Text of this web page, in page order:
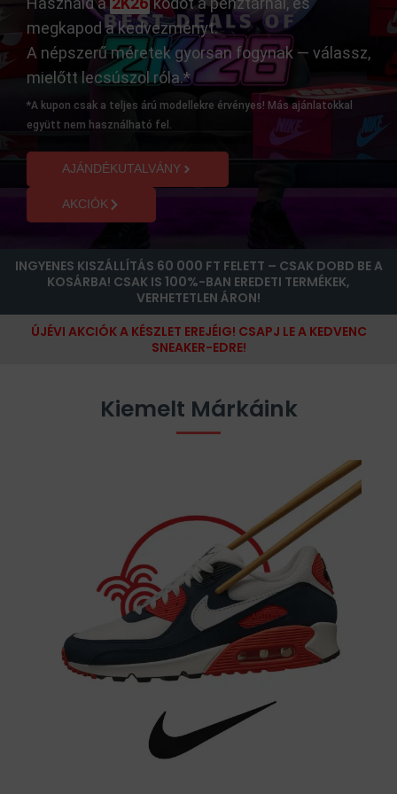
megkapod a kedvezményt.
A népszerű méretek gyorsan fogynak — válassz,
mielőtt lecsúszol róla.*
*A kupon csak a teljes árú modellekre érvényes! Más ajánlatokkal
együtt nem használható fel.
AJÁNDÉKUTALVÁNY
AKCIÓK
INGYENES KISZÁLLÍTÁS 60 000 FT FELETT – CSAK DOBD BE A
KOSÁRBA! CSAK IS 100%-BAN EREDETI TERMÉKEK,
VERHETETLEN ÁRON!
ÚJÉVI AKCIÓK A KÉSZLET EREJÉIG! CSAPJ LE A KEDVENC
SNEAKER-EDRE!
Kiemelt Márkáink